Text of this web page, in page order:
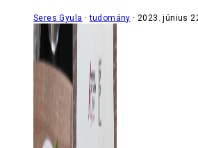
Seres Gyula tudomány 2023. június